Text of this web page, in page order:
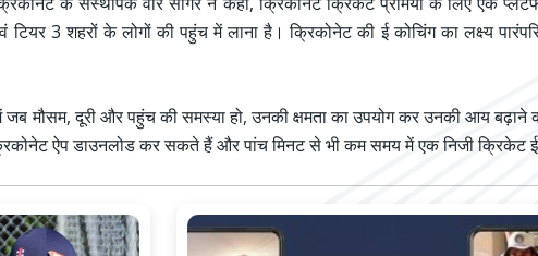
3 शहरों के लोगों की पहुंच में लाना है। क्रिकोनेट की ई कोचिंग का लक्ष्य
मौसम, दूरी और पहुंच की समस्या हो, उनकी क्षमता का उपयोग कर उनकी आय बढ़ाने
ऐप डाउनलोड कर सकते हैं और पांच मिनट से भी कम समय में एक निजी